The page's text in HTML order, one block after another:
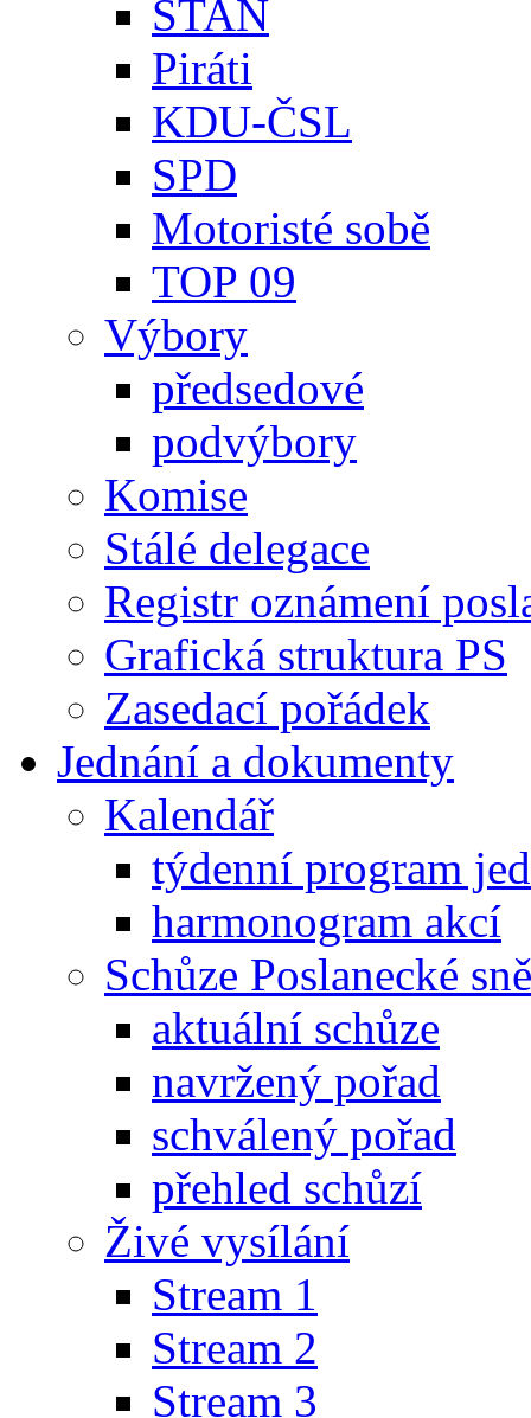
STAN
Piráti
KDU-ČSL
SPD
Motoristé sobě
TOP 09
Výbory
předsedové
podvýbory
Komise
Stálé delegace
Registr oznámení
Grafická struktura PS
Zasedací pořádek
Jednání a dokumenty
Kalendář
týdenní program
harmonogram akcí
Schůze Poslanecké
aktuální schůze
navržený pořad
schválený pořad
přehled schůzí
Živé vysílání
Stream 1
Stream 2
Stream 3